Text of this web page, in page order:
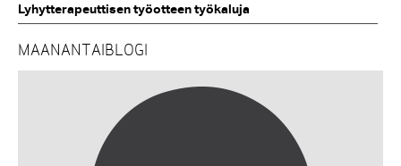
Lyhytterapeuttisen työotteen työkaluja
MAANANTAIBLOGI